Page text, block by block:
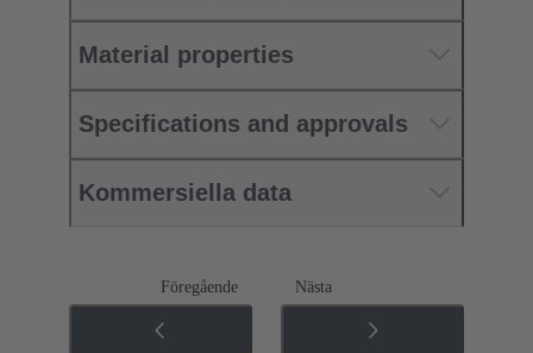
Material properties
Specifications and approvals
Kommersiella data
Föregående Nästa